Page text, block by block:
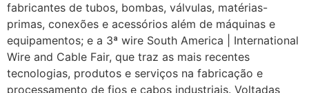
fabricantes de tubos, bombas, válvulas, matérias-
primas, conexões e acessórios além de máquinas e
equipamentos; e a 3ª wire South America | International
Wire and Cable Fair, que traz as mais recentes
tecnologias, produtos e serviços na fabricação e
processamento de fios e cabos industriais. Voltadas